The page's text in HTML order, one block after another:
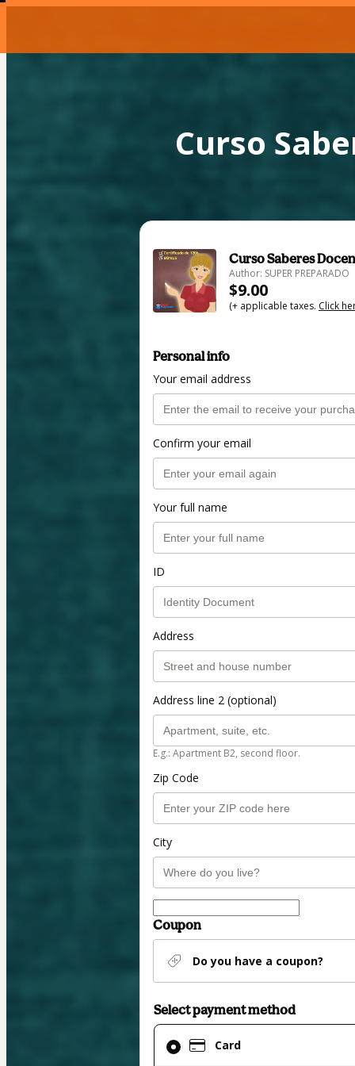
Curso
Curso Saberes
Author: SUPER PREPARADO
$9.00
(+ applicable taxes. Click
Personal info
Your email address
Confirm your email
Your full name
ID
Address
Address line 2 (optional)
E.g.: Apartment B2, second floor.
Zip Code
City
Coupon
Do you have a coupon?
Select payment method
Card
Card
selected